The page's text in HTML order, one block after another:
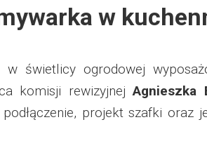
w
ogrodowej
komisji rewizyjnejAgnieszka
podłączenie, projekt szafki oraz